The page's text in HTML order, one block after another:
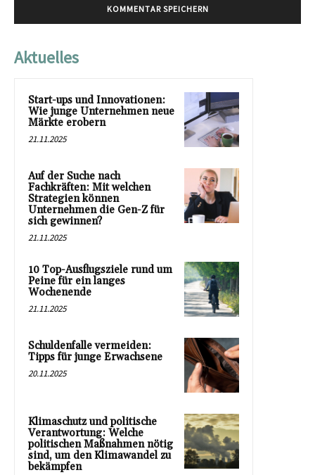
Aktuelles
Start-ups und Innovationen:
Wie junge Unternehmen neue
Märkte erobern
21.11.2025
Auf der Suche nach
Fachkräften: Mit welchen
Strategien können
Unternehmen die Gen-Z für
sich gewinnen?
21.11.2025
10 Top-Ausflugsziele rund um
Peine für ein langes
Wochenende
21.11.2025
Schuldenfalle vermeiden:
Tipps für junge Erwachsene
20.11.2025
Klimaschutz und politische
Verantwortung: Welche
politischen Maßnahmen nötig
sind, um den Klimawandel zu
bekämpfen